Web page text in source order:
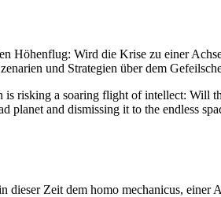
Höhenflug: Wird die Krise zu einer
und Strategien über dem
risking a soaring flight of intellect: Will
and dismissing it to the endless
Zeit dem homo mechanicus,